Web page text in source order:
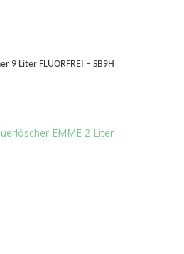
9 Liter FLUORFREI – SB9H